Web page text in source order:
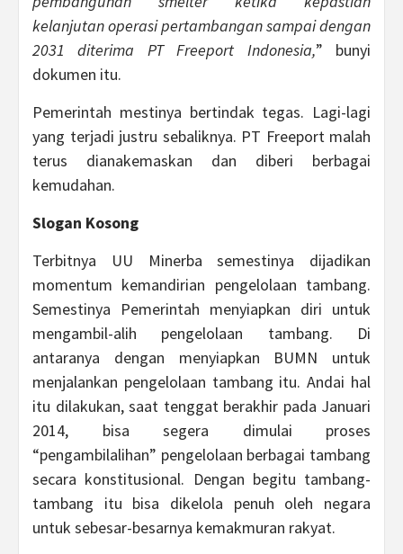
kelanjutan operasi pertambangan sampai dengan
2031 diterima PT Freeport Indonesia,” bunyi
dokumen itu.
Pemerintah mestinya bertindak tegas. Lagi-lagi
yang terjadi justru sebaliknya. PT Freeport malah
terus dianakemaskan dan diberi berbagai
kemudahan.
Slogan Kosong
Terbitnya UU Minerba semestinya dijadikan
momentum kemandirian pengelolaan tambang.
Semestinya Pemerintah menyiapkan diri untuk
mengambil-alih pengelolaan tambang. Di
antaranya dengan menyiapkan BUMN untuk
menjalankan pengelolaan tambang itu. Andai hal
itu dilakukan, saat tenggat berakhir pada Januari
2014, bisa segera dimulai proses
“pengambilalihan” pengelolaan berbagai tambang
secara konstitusional. Dengan begitu tambang-
tambang itu bisa dikelola penuh oleh negara
untuk sebesar-besarnya kemakmuran rakyat.